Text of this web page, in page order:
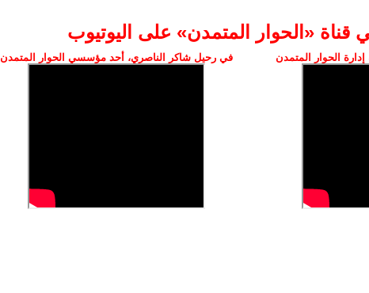
قناة ‫«الحوار المتمدن» على اليوتيوب
الحوار المتمدن في رحيل شاكر الناصري، أحد مؤسسي الحوار المتمدن